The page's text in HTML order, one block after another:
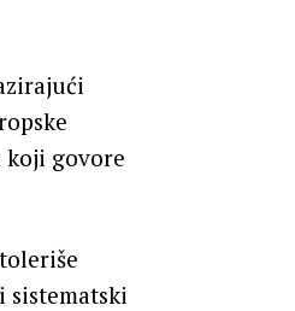
koji govore